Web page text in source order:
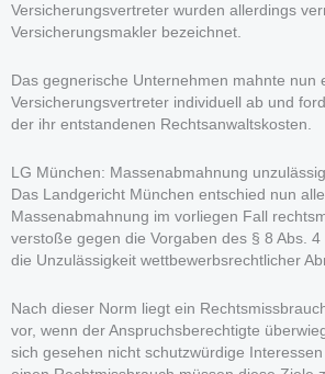
Versicherungsvertreter wurden allerdings
Versicherungsmakler bezeichnet.
Das gegnerische Unternehmen mahnte nun
Versicherungsvertreter individuell ab und
der ihr entstandenen Rechtsanwaltskosten.
LG München: Massenabmahnung unzulässig
Das Landgericht München entschied nun
Massenabmahnung im vorliegen Fall
verstoße gegen die Vorgaben des § 8 Abs.
die Unzulässigkeit wettbewerbsrechtlicher
Nach dieser Norm liegt ein
vor, wenn der Anspruchsberechtigte
sich gesehen nicht schutzwürdige